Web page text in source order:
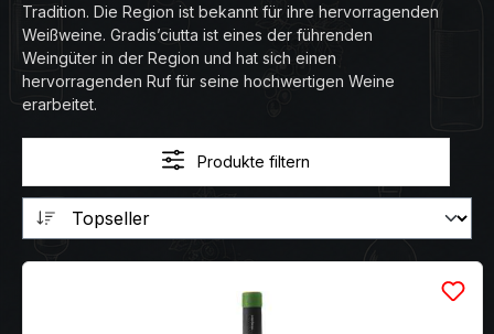
Tradition. Die Region ist bekannt für ihre hervorragenden
Weißweine. Gradis’ciutta ist eines der führenden
Weingüter in der Region und hat sich einen
hervorragenden Ruf für seine hochwertigen Weine
erarbeitet.
Produkte filtern